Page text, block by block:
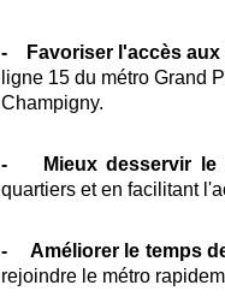
- Favoriser l'accès aux
ligne 15 du métro Grand
Champigny.
- Mieux desservir le
quartiers et en facilitant
- Améliorer le temps
rejoindre le métro